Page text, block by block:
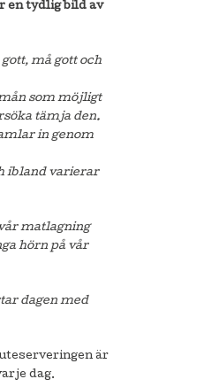
en tydlig bild av
må gott och
som möjligt
tämja den.
in genom
ibland varierar
matlagning
hörn på vår
dagen med
är
dag.